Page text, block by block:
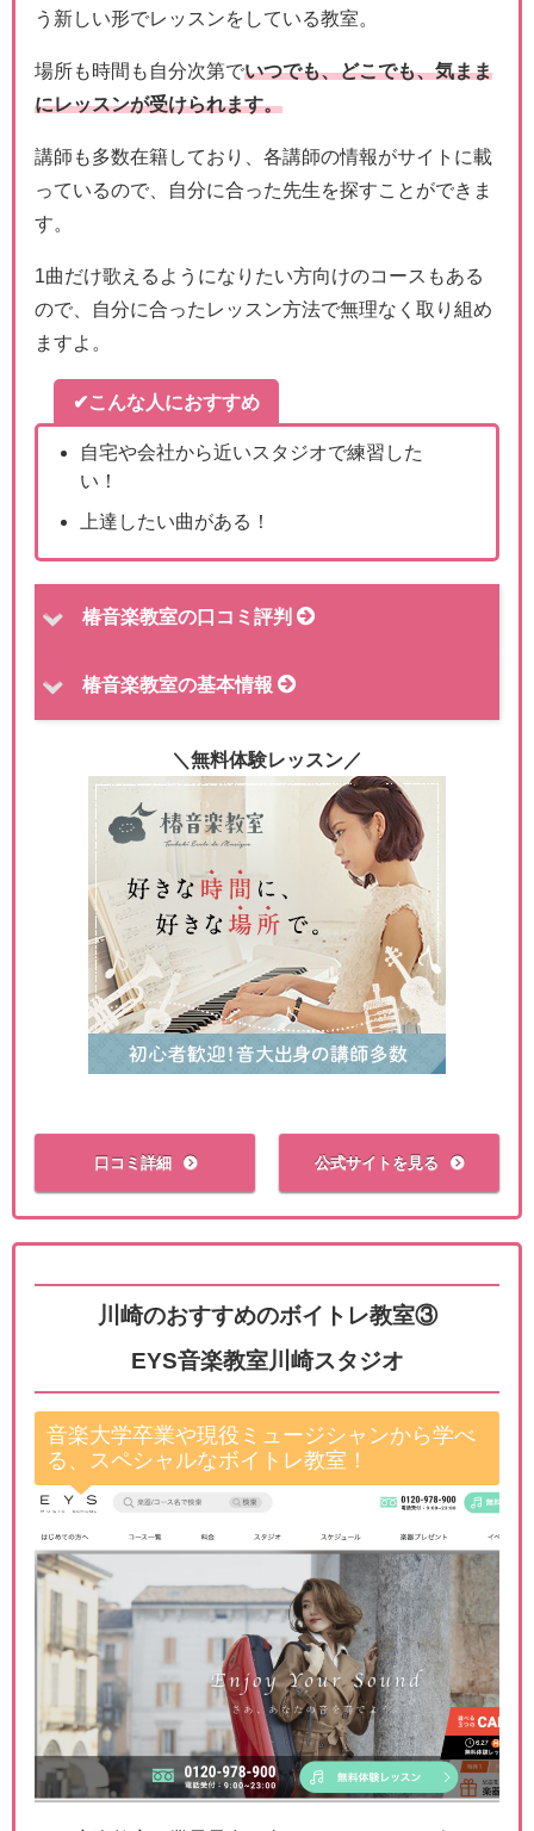
う新しい形でレッスンをしている教室。
場所も時間も自分次第でいつでも、どこでも、気まま
にレッスンが受けられます。
講師も多数在籍しており、各講師の情報がサイトに載
っているので、自分に合った先生を探すことができま
す。
1曲だけ歌えるようになりたい方向けのコースもある
ので、自分に合ったレッスン方法で無理なく取り組め
ますよ。
✔こんな人におすすめ
自宅や会社から近いスタジオで練習した
い！
上達したい曲がある！
椿音楽教室の口コミ評判
椿音楽教室の基本情報
＼無料体験レッスン／
口コミ詳細 公式サイトを見る
川崎のおすすめのボイトレ教室③
EYS音楽教室川崎スタジオ
音楽大学卒業や現役ミュージシャンから学べ
る、スペシャルなボイトレ教室！